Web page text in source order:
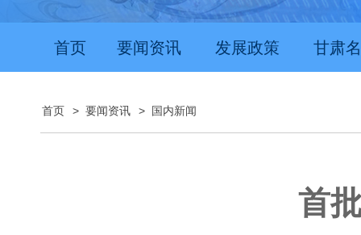
首页 要闻资讯 发展政策 甘肃
首页 > 要闻资讯 > 国内新闻
首